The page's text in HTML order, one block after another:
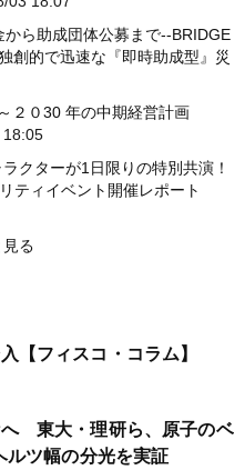
ら助成団体公募まで--BRIDGE
創的で迅速な『即時助成型』災
２０30 年の中期経営計画
クターが1日限りの特別共演！
ティイベント開催レポート
る
【フィスコ・コラム】
へ 東大・理研ら、原子のベ
ルツ幅の分光を実証